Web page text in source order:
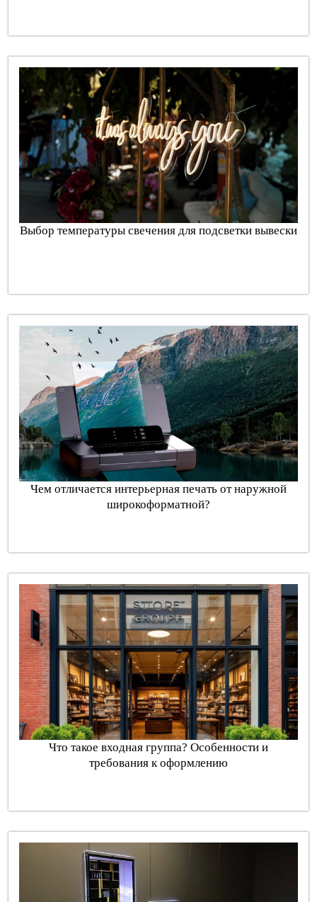
Выбор температуры свечения для подсветки вывески
Чем отличается интерьерная печать от наружной
широкоформатной?
Что такое входная группа? Особенности и
требования к оформлению